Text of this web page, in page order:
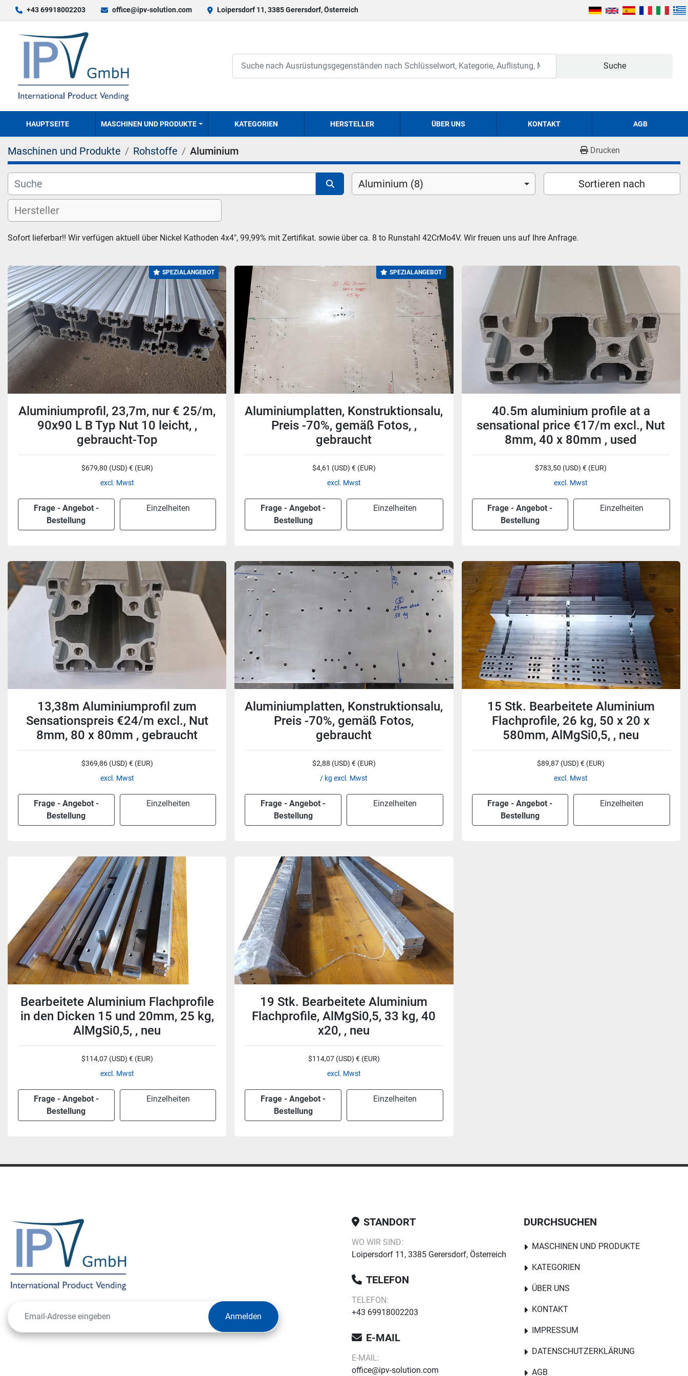
+43 69918002203 office@ipv-solution.com Loipersdorf 11, 3385 Gerersdorf, Österreich
Suche
HAUPTSEITE MASCHINEN UND PRODUKTE KATEGORIEN HERSTELLER ÜBER UNS KONTAKT AGB
Maschinen und Produkte Rohstoffe Aluminium Drucken
Aluminium (8) Sortieren nach
Sofort lieferbar!! Wir verfügen aktuell über Nickel Kathoden 4x4", 99,99% mit Zertifikat. sowie über ca. 8 to Runstahl 42CrMo4V. Wir freuen uns auf Ihre Anfrage.
SPEZIALANGEBOT
Aluminiumprofil, 23,7m, nur € 25/m,
90x90 L B Typ Nut 10 leicht, ,
gebraucht-Top
$679,80 (USD) € (EUR)
excl. Mwst
Frage - Angebot -
Bestellung
Einzelheiten
SPEZIALANGEBOT
Aluminiumplatten, Konstruktionsalu,
Preis -70%, gemäß Fotos, ,
gebraucht
$4,61 (USD) € (EUR)
excl. Mwst
Frage - Angebot -
Bestellung
Einzelheiten
40.5m aluminium profile at a
sensational price €17/m excl., Nut
8mm, 40 x 80mm , used
$783,50 (USD) € (EUR)
excl. Mwst
Frage - Angebot -
Bestellung
Einzelheiten
13,38m Aluminiumprofil zum
Sensationspreis €24/m excl., Nut
8mm, 80 x 80mm , gebraucht
$369,86 (USD) € (EUR)
excl. Mwst
Frage - Angebot -
Bestellung
Einzelheiten
Aluminiumplatten, Konstruktionsalu,
Preis -70%, gemäß Fotos,
gebraucht
$2,88 (USD) € (EUR)
/ kg excl. Mwst
Frage - Angebot -
Bestellung
Einzelheiten
15 Stk. Bearbeitete Aluminium
Flachprofile, 26 kg, 50 x 20 x
580mm, AlMgSi0,5, , neu
$89,87 (USD) € (EUR)
excl. Mwst
Frage - Angebot -
Bestellung
Einzelheiten
Bearbeitete Aluminium Flachprofile
in den Dicken 15 und 20mm, 25 kg,
AlMgSi0,5, , neu
$114,07 (USD) € (EUR)
excl. Mwst
Frage - Angebot -
Bestellung
Einzelheiten
19 Stk. Bearbeitete Aluminium
Flachprofile, AlMgSi0,5, 33 kg, 40
x20, , neu
$114,07 (USD) € (EUR)
excl. Mwst
Frage - Angebot -
Bestellung
Einzelheiten
Anmelden
STANDORT
WO WIR SIND:
Loipersdorf 11, 3385 Gerersdorf, Österreich
TELEFON
TELEFON:
+43 69918002203
E-MAIL
E-MAIL:
office@ipv-solution.com
DURCHSUCHEN
MASCHINEN UND PRODUKTE
KATEGORIEN
ÜBER UNS
KONTAKT
IMPRESSUM
DATENSCHUTZERKLÄRUNG
AGB